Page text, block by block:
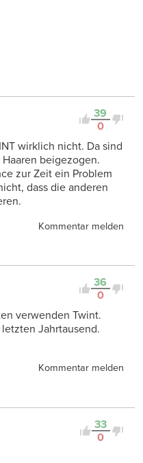
39
0
wirklich nicht. Da sind
beigezogen.
zur Zeit ein Problem
dass die anderen
Kommentar melden
36
0
verwenden Twint.
Jahrtausend.
Kommentar melden
33
0